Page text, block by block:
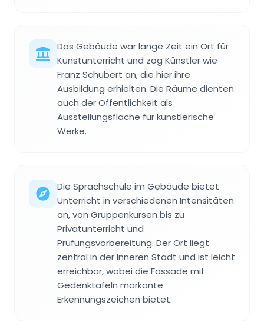
Das Gebäude war lange Zeit ein Ort für
Kunstunterricht und zog Künstler wie
Franz Schubert an, die hier ihre
Ausbildung erhielten. Die Räume dienten
auch der Öffentlichkeit als
Ausstellungsfläche für künstlerische
Werke.
Die Sprachschule im Gebäude bietet
Unterricht in verschiedenen Intensitäten
an, von Gruppenkursen bis zu
Privatunterricht und
Prüfungsvorbereitung. Der Ort liegt
zentral in der Inneren Stadt und ist leicht
erreichbar, wobei die Fassade mit
Gedenktafeln markante
Erkennungszeichen bietet.